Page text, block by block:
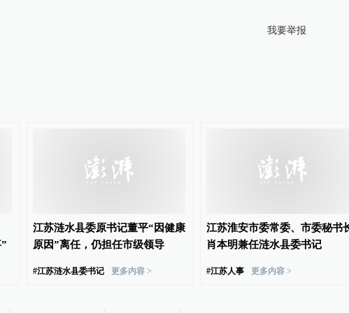
我要举报
江苏涟水县委原书记董平“因健康
原因”离任，仍担任市级领导
#江苏涟水县委书记 更多内容 >
江苏淮安市委常委、市委秘书
肖本明兼任涟水县委书记
#江苏人事 更多内容 >